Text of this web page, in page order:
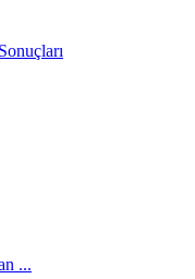
...